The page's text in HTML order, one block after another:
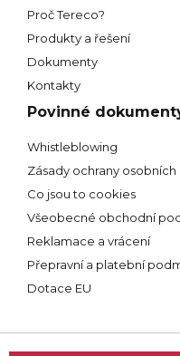
Proč Tereco?
Produkty a řešení
Dokumenty
Kontakty
Povinné
Whistleblowing
Zásady ochrany osobních
Co jsou to cookies
Všeobecné obchodní
Reklamace a vrácení
Přepravní a platební
Dotace EU